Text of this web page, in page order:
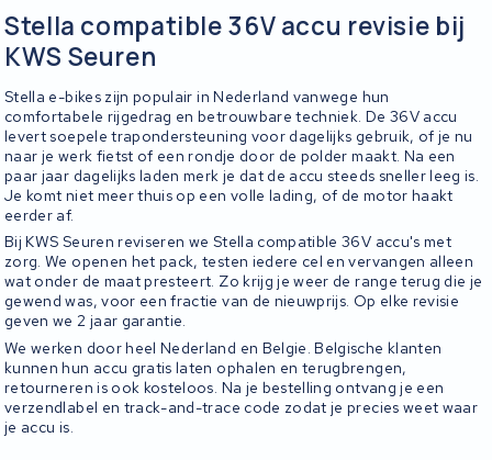
Stella compatible 36V accu revisie bij
KWS Seuren
Stella e-bikes zijn populair in Nederland vanwege hun
comfortabele rijgedrag en betrouwbare techniek. De 36V accu
levert soepele trapondersteuning voor dagelijks gebruik, of je nu
naar je werk fietst of een rondje door de polder maakt. Na een
paar jaar dagelijks laden merk je dat de accu steeds sneller leeg is.
Je komt niet meer thuis op een volle lading, of de motor haakt
eerder af.
Bij KWS Seuren reviseren we Stella compatible 36V accu's met
zorg. We openen het pack, testen iedere cel en vervangen alleen
wat onder de maat presteert. Zo krijg je weer de range terug die je
gewend was, voor een fractie van de nieuwprijs. Op elke revisie
geven we 2 jaar garantie.
We werken door heel Nederland en Belgie. Belgische klanten
kunnen hun accu gratis laten ophalen en terugbrengen,
retourneren is ook kosteloos. Na je bestelling ontvang je een
verzendlabel en track-and-trace code zodat je precies weet waar
je accu is.